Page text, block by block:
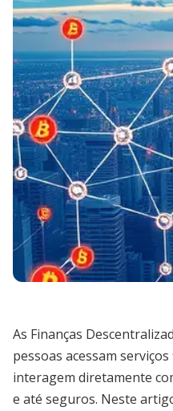
As Finanças
pessoas acessam
interagem diretamente
e até seguros. Neste